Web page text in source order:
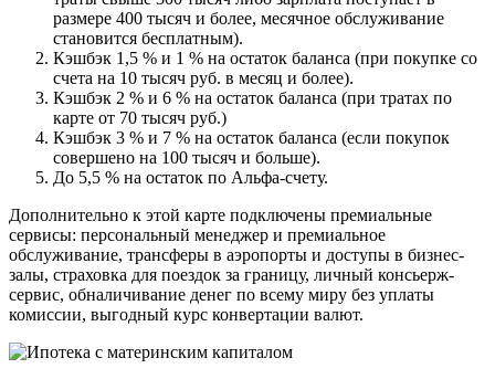
размере 400 тысяч и более, месячное обслуживание
становится бесплатным).
Кэшбэк 1,5 % и 1 % на остаток баланса (при покупке со
счета на 10 тысяч руб. в месяц и более).
Кэшбэк 2 % и 6 % на остаток баланса (при тратах по
карте от 70 тысяч руб.)
Кэшбэк 3 % и 7 % на остаток баланса (если покупок
совершено на 100 тысяч и больше).
До 5,5 % на остаток по Альфа-счету.
Дополнительно к этой карте подключены премиальные
сервисы: персональный менеджер и премиальное
обслуживание, трансферы в аэропорты и доступы в бизнес-
залы, страховка для поездок за границу, личный консьерж-
сервис, обналичивание денег по всему миру без уплаты
комиссии, выгодный курс конвертации валют.